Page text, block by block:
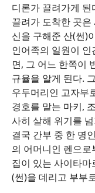
디론가 끌려가게 된
끌려가 도착한 곳
신을 구해준 산(썬)
인어족의 일원이
면, 그 어느 한쪽이
규율을 알게 된다.
우두머리인 고자부
경호를 맡는 마키,
사히 살해 위기를
결국 간부 중 한 명
의 어머니인 렌으
집이 있는 사이타
(썬)을 데리고 부부